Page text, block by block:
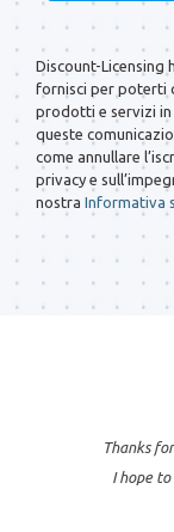
Discount-Licensing
fornisci per poterti
prodotti e servizi in
queste
come annullare
privacy e
nostra Informativa
Thanks
I hope